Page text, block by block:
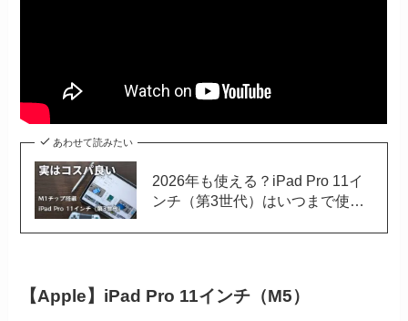
あわせて読みたい
2026年も使える？iPad Pro 11イ
ンチ（第3世代）はいつまで使え
【Apple】iPad Pro 11インチ（M5）